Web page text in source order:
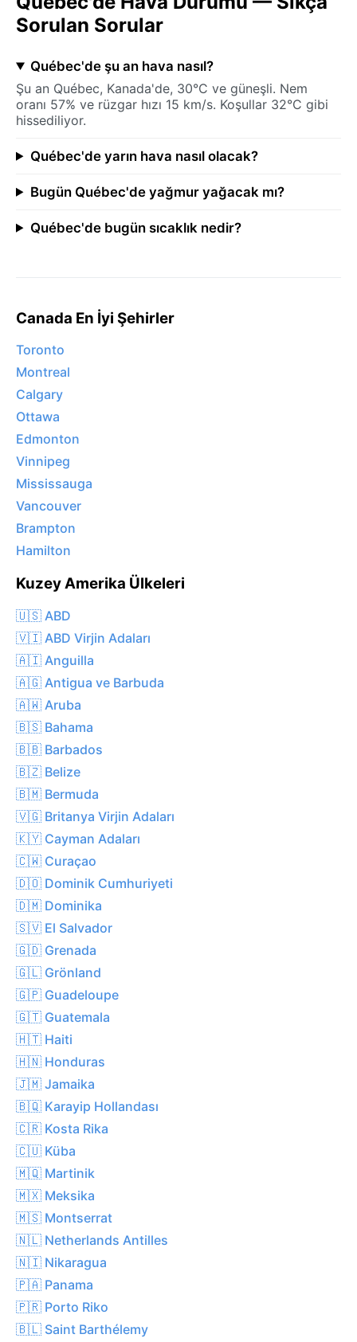
Sorulan Sorular
Québec'de şu an hava nasıl?
Şu an Québec, Kanada'de, 30°C ve güneşli. Nem
oranı 57% ve rüzgar hızı 15 km/s. Koşullar 32°C gibi
hissediliyor.
Québec'de yarın hava nasıl olacak?
Bugün Québec'de yağmur yağacak mı?
Québec'de bugün sıcaklık nedir?
Canada En İyi Şehirler
Toronto
Montreal
Calgary
Ottawa
Edmonton
Vinnipeg
Mississauga
Vancouver
Brampton
Hamilton
Kuzey Amerika Ülkeleri
🇺🇸 ABD
🇻🇮 ABD Virjin Adaları
🇦🇮 Anguilla
🇦🇬 Antigua ve Barbuda
🇦🇼 Aruba
🇧🇸 Bahama
🇧🇧 Barbados
🇧🇿 Belize
🇧🇲 Bermuda
🇻🇬 Britanya Virjin Adaları
🇰🇾 Cayman Adaları
🇨🇼 Curaçao
🇩🇴 Dominik Cumhuriyeti
🇩🇲 Dominika
🇸🇻 El Salvador
🇬🇩 Grenada
🇬🇱 Grönland
🇬🇵 Guadeloupe
🇬🇹 Guatemala
🇭🇹 Haiti
🇭🇳 Honduras
🇯🇲 Jamaika
🇧🇶 Karayip Hollandası
🇨🇷 Kosta Rika
🇨🇺 Küba
🇲🇶 Martinik
🇲🇽 Meksika
🇲🇸 Montserrat
🇳🇱 Netherlands Antilles
🇳🇮 Nikaragua
🇵🇦 Panama
🇵🇷 Porto Riko
🇧🇱 Saint Barthélemy